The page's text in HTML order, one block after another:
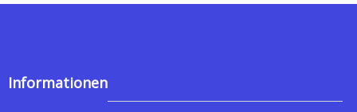
Informationen